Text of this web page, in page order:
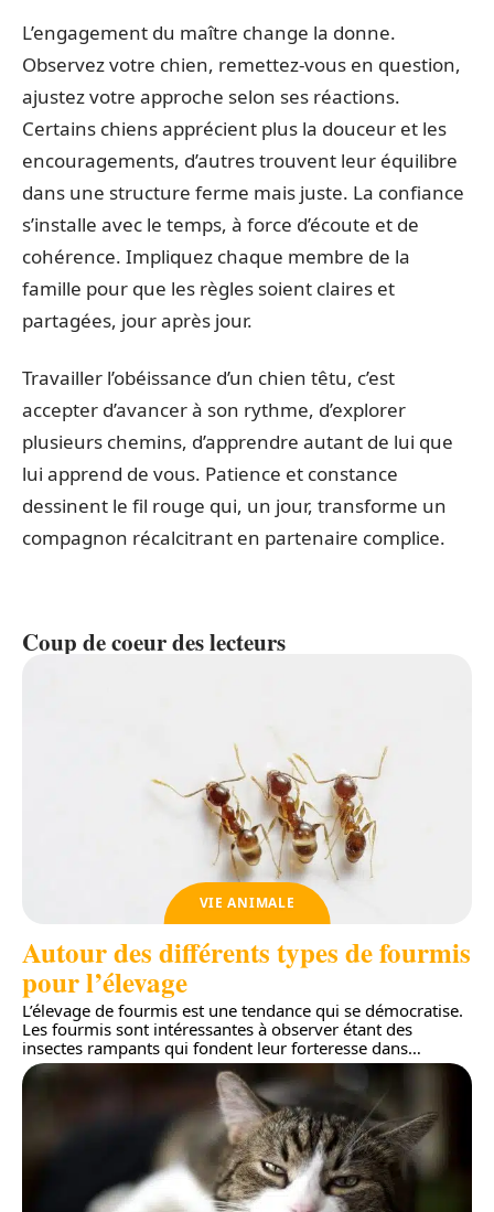
L’engagement du maître change la donne.
Observez votre chien, remettez-vous en question,
ajustez votre approche selon ses réactions.
Certains chiens apprécient plus la douceur et les
encouragements, d’autres trouvent leur équilibre
dans une structure ferme mais juste. La confiance
s’installe avec le temps, à force d’écoute et de
cohérence. Impliquez chaque membre de la
famille pour que les règles soient claires et
partagées, jour après jour.
Travailler l’obéissance d’un chien têtu, c’est
accepter d’avancer à son rythme, d’explorer
plusieurs chemins, d’apprendre autant de lui que
lui apprend de vous. Patience et constance
dessinent le fil rouge qui, un jour, transforme un
compagnon récalcitrant en partenaire complice.
Coup de coeur des lecteurs
VIE ANIMALE
Autour des différents types de fourmis
pour l’élevage
L’élevage de fourmis est une tendance qui se démocratise.
Les fourmis sont intéressantes à observer étant des
insectes rampants qui fondent leur forteresse dans…